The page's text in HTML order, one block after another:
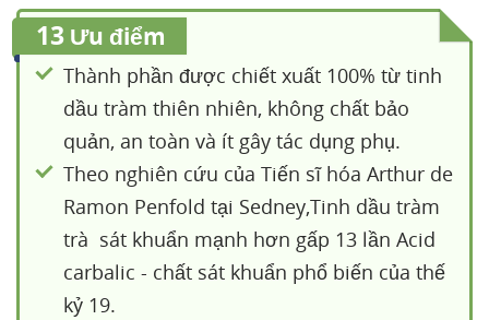
13 Ưu điểm
Thành phần được chiết xuất 100% từ tinh
dầu tràm thiên nhiên, không chất bảo
quản, an toàn và ít gây tác dụng phụ.
Theo nghiên cứu của Tiến sĩ hóa Arthur de
Ramon Penfold tại Sedney,Tinh dầu tràm
trà sát khuẩn mạnh hơn gấp 13 lần Acid
carbalic - chất sát khuẩn phổ biến của thế
kỷ 19.